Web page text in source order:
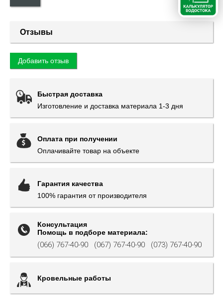
Отзывы
Добавить отзыв
Быстрая доставка
Изготовление и доставка материала 1-3 дня
Оплата при получении
Оплачивайте товар на объекте
Гарантия качества
100% гарантия от производителя
Консультация
Помощь в подборе материала:
(066) 767-40-90 (067) 767-40-90 (073) 767-40-90
Кровельные работы